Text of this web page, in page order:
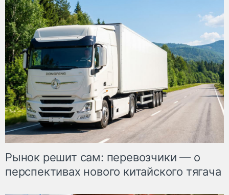
Рынок решит сам: перевозчики — о
перспективах нового китайского тягача